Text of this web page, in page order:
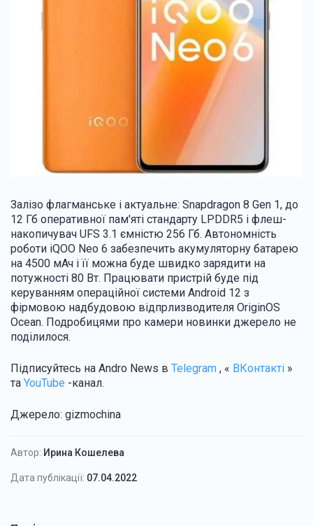
Залізо флагманське і актуальне: Snapdragon 8 Gen 1, до
12 Гб оперативної пам'яті стандарту LPDDR5 і флеш-
накопичувач UFS 3.1 ємністю 256 Гб. Автономність
роботи iQOO Neo 6 забезпечить акумуляторну батарею
на 4500 мАч і її можна буде швидко зарядити на
потужності 80 Вт. Працювати пристрій буде під
керуванням операційної системи Android 12 з
фірмовою надбудовою відпрлизводителя OriginOS
Ocean. Подробицями про камери новинки джерело не
поділилося.
Підписуйтесь на Andro News в Telegram , « ВКонтакті »
та YouTube -канал.
Джерело: gizmochina
Автор: Ирина Кошелева
Дата публікації: 07.04.2022